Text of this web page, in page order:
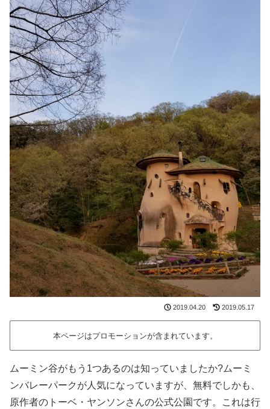
2019.04.20 2019.05.17
本ページはプロモーションが含まれています。
ムーミン谷がもう1つあるのは知っていましたか?ムーミ
ンバレーパークが人気になっていますが、無料でしかも、
原作者のトーベ・ヤンソンさんの公式公園です。これは行